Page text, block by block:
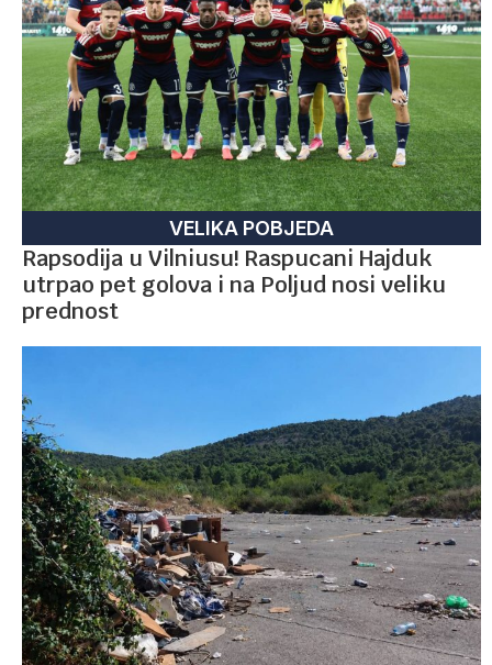
VELIKA POBJEDA
Rapsodija u Vilniusu! Raspucani Hajduk
utrpao pet golova i na Poljud nosi veliku
prednost